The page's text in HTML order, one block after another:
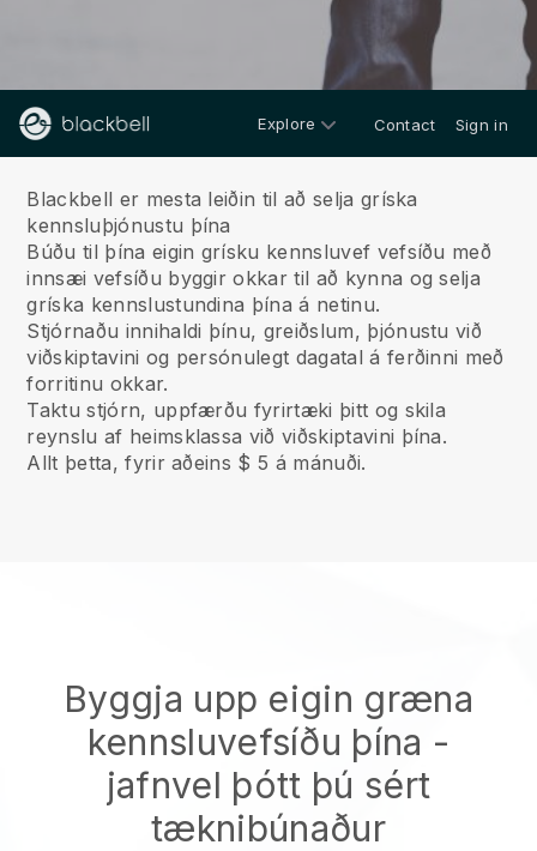
Explore Contact Sign in
Blackbell er mesta leiðin til að selja gríska
kennsluþjónustu þína
Búðu til þína eigin grísku kennsluvef vefsíðu með
innsæi vefsíðu byggir okkar til að kynna og selja
gríska kennslustundina þína á netinu.
Stjórnaðu innihaldi þínu, greiðslum, þjónustu við
viðskiptavini og persónulegt dagatal á ferðinni með
forritinu okkar.
Taktu stjórn, uppfærðu fyrirtæki þitt og skila
reynslu af heimsklassa við viðskiptavini þína.
Allt þetta, fyrir aðeins $ 5 á mánuði.
Byggja upp eigin græna
kennsluvefsíðu þína -
jafnvel þótt þú sért
tæknibúnaður